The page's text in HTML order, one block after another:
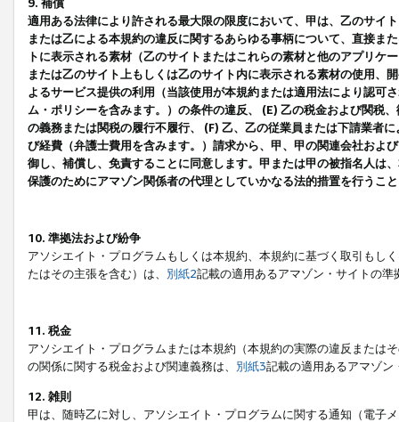
9. 補償
適用ある法律により許される最大限の限度において、甲は、乙のサイ
または乙による本規約の違反に関するあらゆる事柄について、直接ま
トに表示される素材（乙のサイトまたはこれらの素材と他のアプリ
または乙のサイト上もしくは乙のサイト内に表示される素材の使用、
よるサービス提供の利用（当該使用が本規約または適用法により認可
ム・ポリシーを含みます。）の条件の違反、 (E) 乙の税金および関税
の義務または関税の履行不履行、 (F) 乙、乙の従業員または下請業者
び経費（弁護士費用を含みます。）請求から、甲、甲の関連会社およ
御し、補償し、免責することに同意します。甲または甲の被指名人は
保護のためにアマゾン関係者の代理としていかなる法的措置を行うこ
10. 準拠法および紛争
アソシエイト・プログラムもしくは本規約、本規約に基づく取引もし
たはその主張を含む）は、 別紙2記載の適用あるアマゾン・サイトの
11. 税金
アソシエイト・プログラムまたは本規約（本規約の実際の違反または
の関係に関する税金および関連義務は、 別紙3記載の適用あるアマゾン
12. 雑則
甲は、随時乙に対し、アソシエイト・プログラムに関する通知（電子